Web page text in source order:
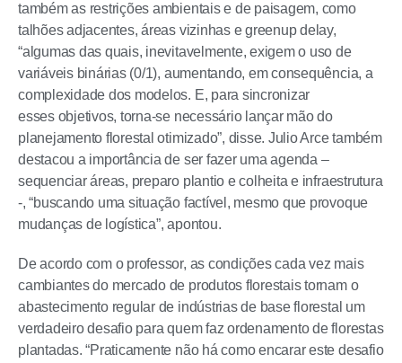
também as restrições ambientais e de paisagem, como
talhões adjacentes, áreas vizinhas e greenup delay,
“algumas das quais, inevitavelmente, exigem o uso de
variáveis binárias (0/1), aumentando, em consequência, a
complexidade dos modelos. E, para sincronizar
esses objetivos, torna-se necessário lançar mão do
planejamento florestal otimizado”, disse. Julio Arce também
destacou a importância de ser fazer uma agenda –
sequenciar áreas, preparo plantio e colheita e infraestrutura
-, “buscando uma situação factível, mesmo que provoque
mudanças de logística”, apontou.
De acordo com o professor, as condições cada vez mais
cambiantes do mercado de produtos florestais tornam o
abastecimento regular de indústrias de base florestal um
verdadeiro desafio para quem faz ordenamento de florestas
plantadas. “Praticamente não há como encarar este desafio